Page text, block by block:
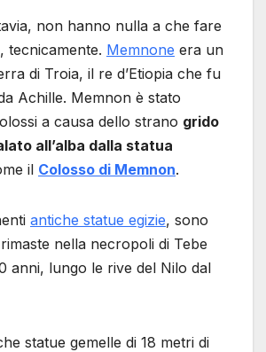
non hanno nulla a che fare
, tecnicamente. Memnone era un
di Troia, il re d’Etiopia che fu
Achille. Memnon è stato
a causa dello strano grido
all’alba dalla statua
il Colosso di Memnon.
antiche statue egizie, sono
nella necropoli di Tebe
anni, lungo le rive del Nilo dal
statue gemelle di 18 metri di